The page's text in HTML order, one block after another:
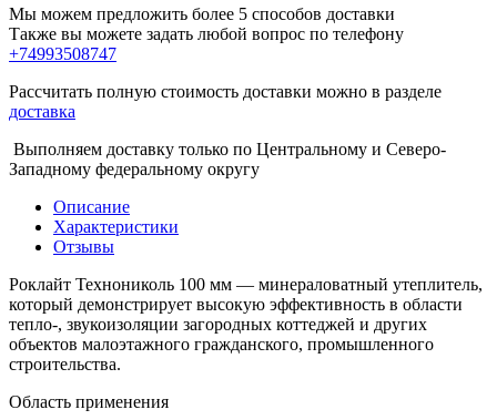
Мы можем предложить более 5 способов доставки
Также вы можете задать любой вопрос по телефону
+74993508747
Рассчитать полную стоимость доставки можно в разделе
доставка
Выполняем доставку только по Центральному и Северо-
Западному федеральному округу
Описание
Характеристики
Отзывы
Роклайт Технониколь 100 мм — минераловатный утеплитель,
который демонстрирует высокую эффективность в области
тепло-, звукоизоляции загородных коттеджей и других
объектов малоэтажного гражданского, промышленного
строительства.
Область применения